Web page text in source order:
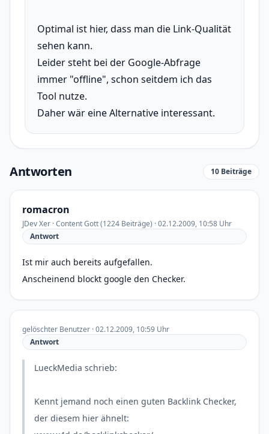
Optimal ist hier, dass man die Link-Qualität
sehen kann.
Leider steht bei der Google-Abfrage
immer "offline", schon seitdem ich das
Tool nutze.
Daher wär eine Alternative interessant.
Antworten 10 Beiträge
romacron
JDev Xer · Content Gott (1224 Beiträge) · 02.12.2009, 10:58 Uhr
Antwort
Ist mir auch bereits aufgefallen.
Anscheinend blockt google den Checker.
gelöschter Benutzer · 02.12.2009, 10:59 Uhr
Antwort
LueckMedia schrieb:
Kennt jemand noch einen guten Backlink Checker,
der diesem hier ähnelt: